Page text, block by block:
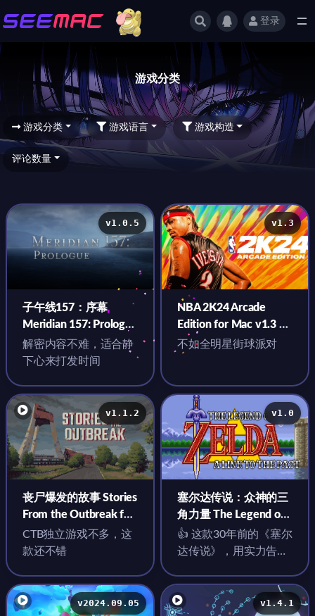
登录
游戏分类
游戏分类 游戏语言 游戏构造
评论数量
v1.0.5
子午线157：序幕
Meridian 157: Prologue
for Mac v1.0.5 中文原
生版
解密内容不难，适合静
下心来打发时间
v1.3
NBA 2K24 Arcade
Edition for Mac v1.3 中
文原生版
不如全明星街球派对
v1.1.2
丧尸爆发的故事 Stories
From the Outbreak for
Mac v1.1.2 英文原生版
CTB独立游戏不多，这
款还不错
v1.0
塞尔达传说：众神的三
角力量 The Legend of
Zelda: A Link to the
Past for Mac v1.0 英文
👍 这款30年前的《塞尔
达传说》，用实力告诉
v2024.09.05 v1.4.1